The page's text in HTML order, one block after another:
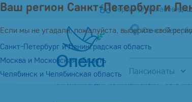
Версия для
Санкт-
Пансионаты
ПАНСИОНАТЫ ДЛЯ ПОЖИЛЫХ ОПЕКА - СЕТЬ
Ваш регион Санкт-Петербург и
Если мы не угадали, пожалуйста, выберите свой
Санкт-Петербург и Ленинградская область
Москва и Московская область
Челябинск и Челябинская область